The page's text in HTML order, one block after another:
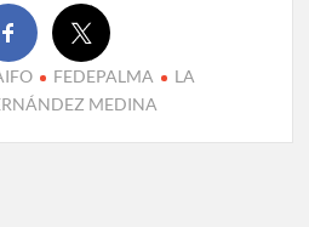
FEDEPALMA
LA
MEDINA